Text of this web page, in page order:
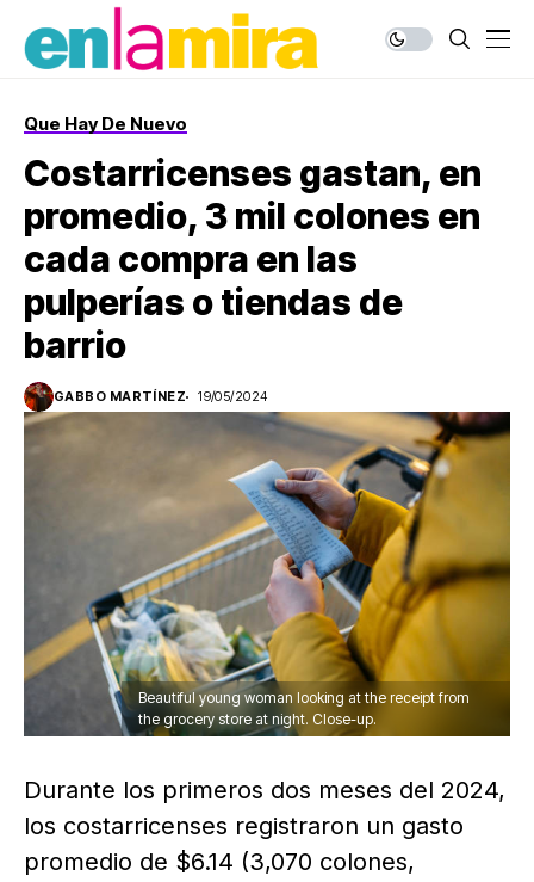
Que Hay De Nuevo
Costarricenses gastan, en
promedio, 3 mil colones en
cada compra en las
pulperías o tiendas de
barrio
GABBO MARTÍNEZ 19/05/2024
Beautiful young woman looking at the receipt from
the grocery store at night. Close-up.
Durante los primeros dos meses del 2024,
los costarricenses registraron un gasto
promedio de $6.14 (3,070 colones,